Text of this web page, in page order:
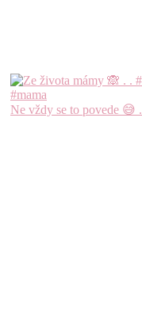
Ne vždy se to povede 😅